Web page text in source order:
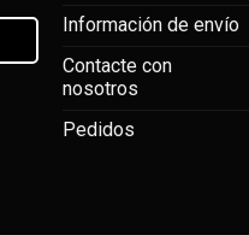
Información de envío
Contacte con
nosotros
Pedidos